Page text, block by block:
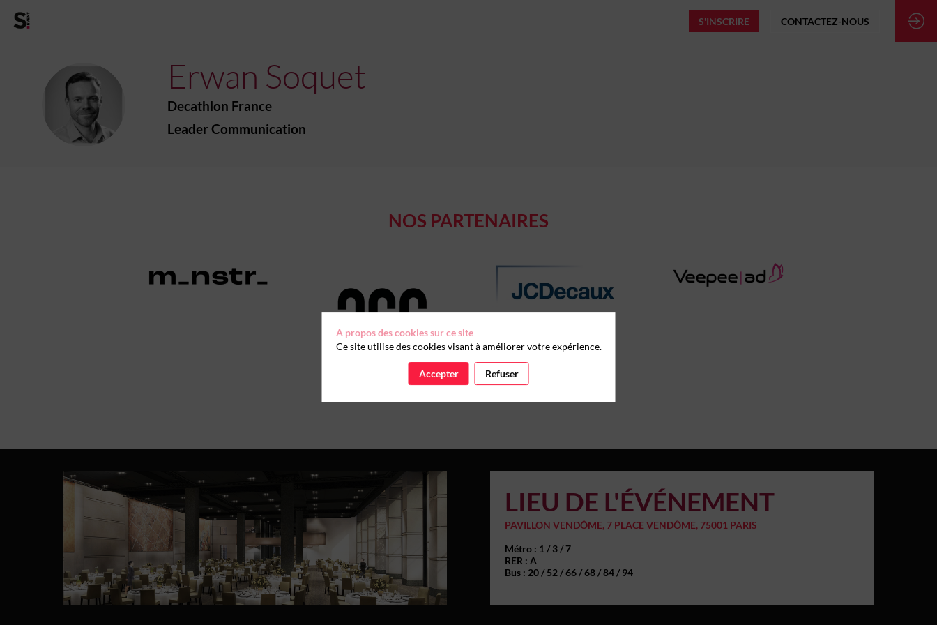
S'INSCRIRE CONTACTEZ-NOUS
ES
Erwan Soquet
Decathlon France
Leader Communication
NOS PARTENAIRES
LIEU DE L'ÉVÉNEMENT
PAVILLON VENDÔME, 7 PLACE VENDÔME, 75001 PARIS
Métro : 1 / 3 / 7
RER : A
Bus : 20 / 52 / 66 / 68 / 84 / 94
A propos des cookies sur ce site
Ce site utilise des cookies visant à améliorer votre expérience.
Accepter Refuser